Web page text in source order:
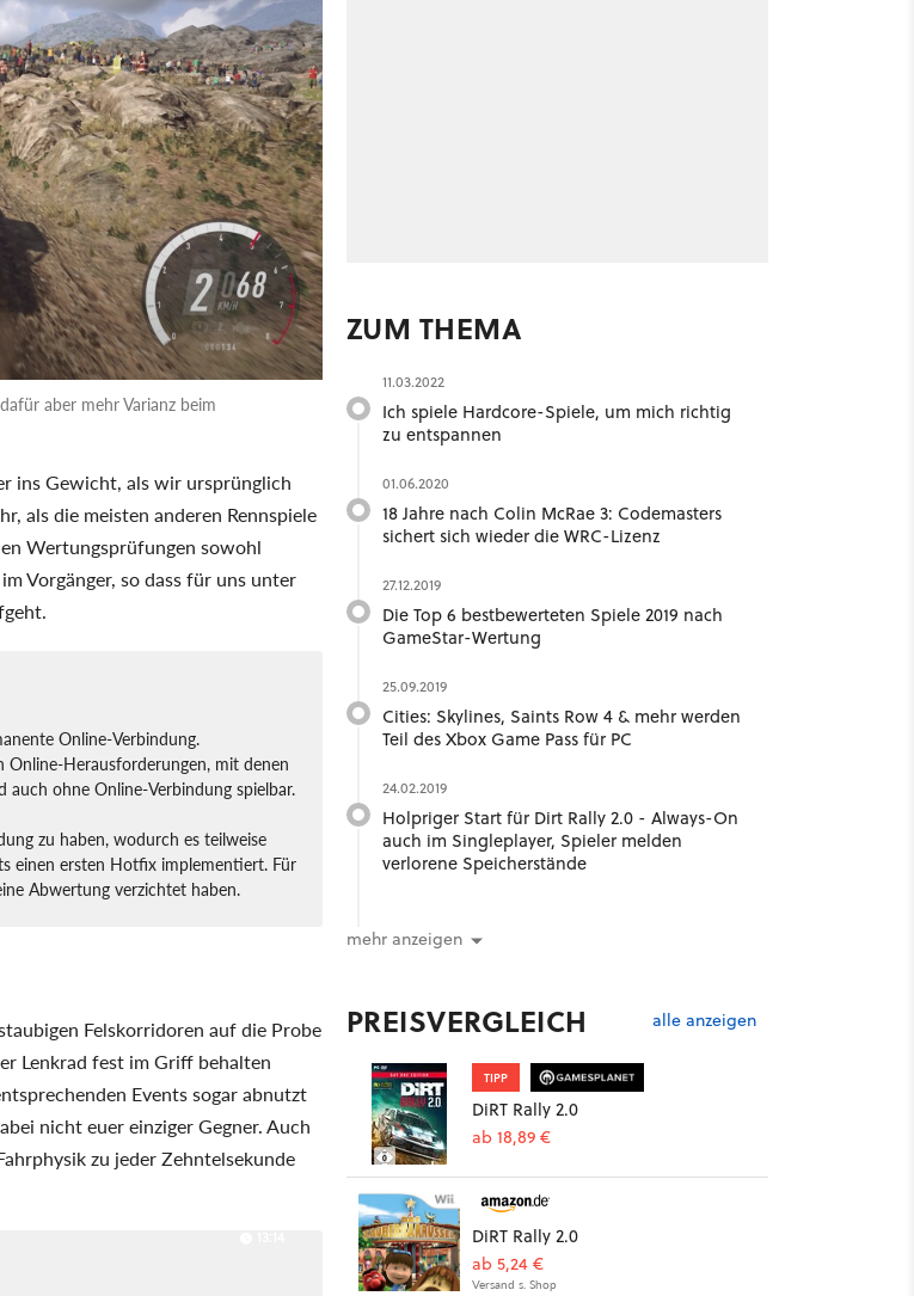
aber mehr Varianz beim
ins Gewicht, als wir ursprünglich
als die meisten anderen Rennspiele
Wertungsprüfungen sowohl
Vorgänger, so dass für uns unter
Online-Verbindung.
Online-Herausforderungen, mit denen
ohne Online-Verbindung spielbar.
zu haben, wodurch es teilweise
einen ersten Hotfix implementiert. Für
Abwertung verzichtet haben.
Felskorridoren auf die Probe
Lenkrad fest im Griff behalten
Events sogar abnutzt
nicht euer einziger Gegner. Auch
zu jeder Zehntelsekunde
ZUM THEMA
11.03.2022
Ich spiele Hardcore-Spiele, um mich richtig
zu entspannen
01.06.2020
18 Jahre nach Colin McRae 3: Codemasters
sichert sich wieder die WRC-Lizenz
27.12.2019
Die Top 6 bestbewerteten Spiele 2019 nach
GameStar-Wertung
25.09.2019
Cities: Skylines, Saints Row 4 & mehr werden
Teil des Xbox Game Pass für PC
24.02.2019
Holpriger Start für Dirt Rally 2.0 - Always-On
auch im Singleplayer, Spieler melden
verlorene Speicherstände
mehr anzeigen
PREISVERGLEICH alle anzeigen
TIPP
DiRT Rally 2.0
ab 18,89 €
DiRT Rally 2.0
ab 5,24 €
Versand s. Shop